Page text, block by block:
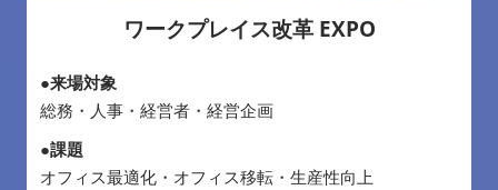
ワークプレイス改革 EXPO
●来場対象
総務・人事・経営者・経営企画
●課題
オフィス最適化・オフィス移転・生産性向上